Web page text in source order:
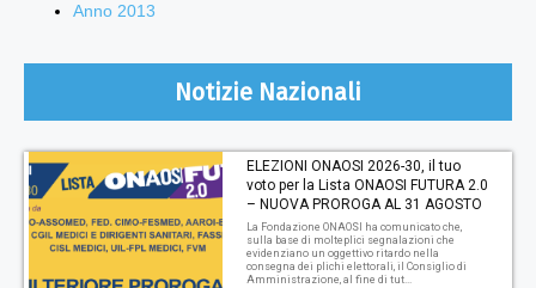
Anno 2013
Notizie Nazionali
ELEZIONI ONAOSI 2026-30, il tuo
voto per la Lista ONAOSI FUTURA 2.0
– NUOVA PROROGA AL 31 AGOSTO
La Fondazione ONAOSI ha comunicato che,
sulla base di molteplici segnalazioni che
evidenziano un oggettivo ritardo nella
consegna dei plichi elettorali, il Consiglio di
Amministrazione, al fine di tut...